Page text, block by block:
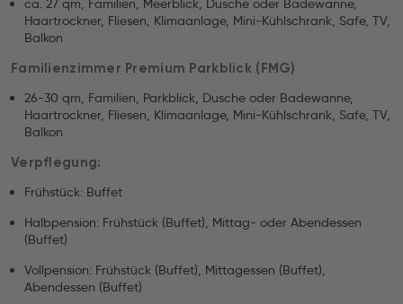
ca. 27 qm, Familien, Meerblick, Dusche oder Badewanne,
Haartrockner, Fliesen, Klimaanlage, Mini-Kühlschrank, Safe, TV,
Balkon
Familienzimmer Premium Parkblick (FMG)
26-30 qm, Familien, Parkblick, Dusche oder Badewanne,
Haartrockner, Fliesen, Klimaanlage, Mini-Kühlschrank, Safe, TV,
Balkon
Verpflegung:
Frühstück: Buffet
Halbpension: Frühstück (Buffet), Mittag- oder Abendessen
(Buffet)
Vollpension: Frühstück (Buffet), Mittagessen (Buffet),
Abendessen (Buffet)